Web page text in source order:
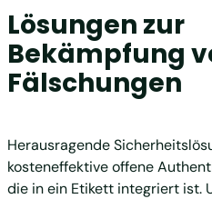
Lösungen zur
Bekämpfung
Fälschungen
Herausragende
kosteneffektive offene
die in ein Etikett integriert ist.